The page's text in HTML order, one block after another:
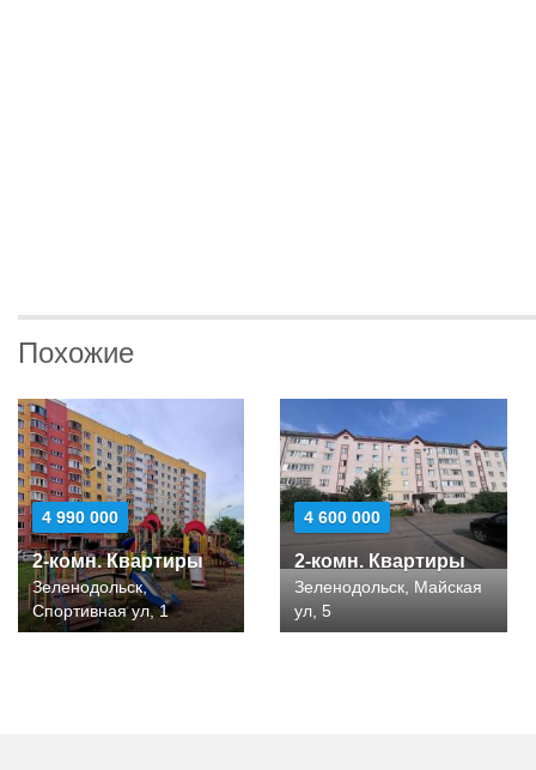
Похожие
4 990 000
2-комн. Квартиры
Зеленодольск,
Спортивная ул, 1
4 600 000
2-комн. Квартиры
Зеленодольск, Майская
ул, 5